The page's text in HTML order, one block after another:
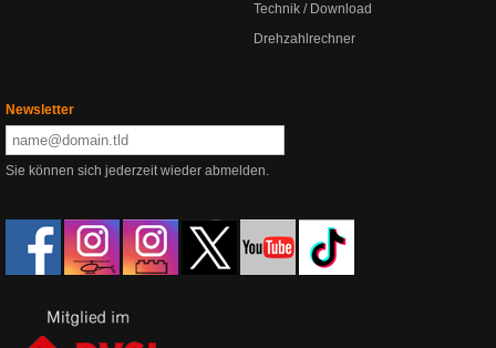
Technik / Download
Drehzahlrechner
Newsletter
Sie können sich jederzeit wieder abmelden.